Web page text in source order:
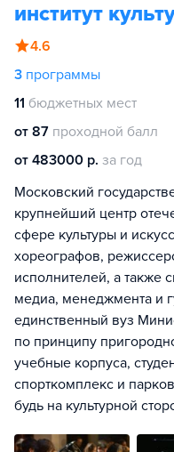
институт
4.6
3 программы
11 бюджетных мест
от 87 проходной балл
от 483000 р. за год
Московский
крупнейший центр
сфере культуры и
хореографов,
исполнителей, а также
медиа, менеджмента и
единственный вуз
по принципу
учебные корпуса,
спорткомплекс и
будь на культурной